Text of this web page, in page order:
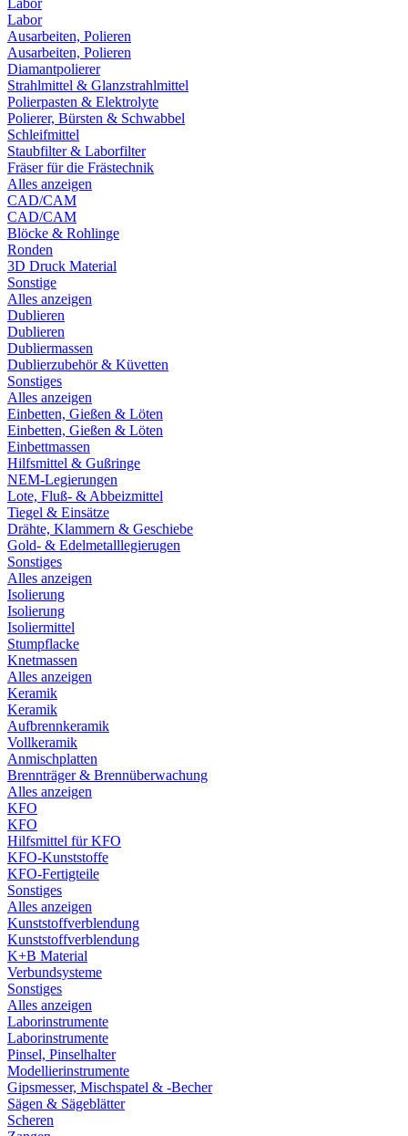
Labor
Labor
Ausarbeiten, Polieren
Ausarbeiten, Polieren
Diamantpolierer
Strahlmittel & Glanzstrahlmittel
Polierpasten & Elektrolyte
Polierer, Bürsten & Schwabbel
Schleifmittel
Staubfilter & Laborfilter
Fräser für die Frästechnik
Alles anzeigen
CAD/CAM
CAD/CAM
Blöcke & Rohlinge
Ronden
3D Druck Material
Sonstige
Alles anzeigen
Dublieren
Dublieren
Dubliermassen
Dublierzubehör & Küvetten
Sonstiges
Alles anzeigen
Einbetten, Gießen & Löten
Einbetten, Gießen & Löten
Einbettmassen
Hilfsmittel & Gußringe
NEM-Legierungen
Lote, Fluß- & Abbeizmittel
Tiegel & Einsätze
Drähte, Klammern & Geschiebe
Gold- & Edelmetalllegierugen
Sonstiges
Alles anzeigen
Isolierung
Isolierung
Isoliermittel
Stumpflacke
Knetmassen
Alles anzeigen
Keramik
Keramik
Aufbrennkeramik
Vollkeramik
Anmischplatten
Brennträger & Brennüberwachung
Alles anzeigen
KFO
KFO
Hilfsmittel für KFO
KFO-Kunststoffe
KFO-Fertigteile
Sonstiges
Alles anzeigen
Kunststoffverblendung
Kunststoffverblendung
K+B Material
Verbundsysteme
Sonstiges
Alles anzeigen
Laborinstrumente
Laborinstrumente
Pinsel, Pinselhalter
Modellierinstrumente
Gipsmesser, Mischspatel & -Becher
Sägen & Sägeblätter
Scheren